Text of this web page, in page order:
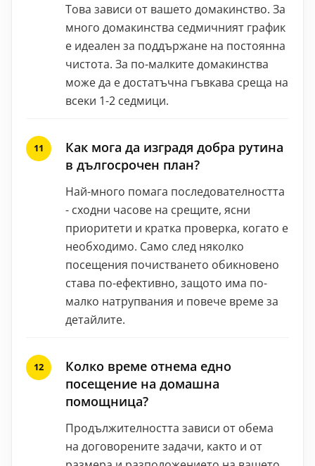
Това зависи от вашето домакинство. За
много домакинства седмичният график
е идеален за поддържане на постоянна
чистота. За по-малките домакинства
може да е достатъчна гъвкава среща на
всеки 1-2 седмици.
Как мога да изградя добра рутина
в дългосрочен план?
Най-много помага последователността
- сходни часове на срещите, ясни
приоритети и кратка проверка, когато е
необходимо. Само след няколко
посещения почистването обикновено
става по-ефективно, защото има по-
малко натрупвания и повече време за
детайлите.
Колко време отнема едно
посещение на домашна
помощница?
Продължителността зависи от обема
на договорените задачи, както и от